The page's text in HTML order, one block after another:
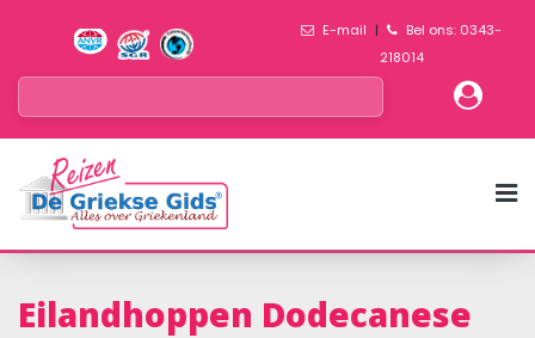
E-mail |
Bel ons: 0343-
218014
Eilandhoppen Dodecanese